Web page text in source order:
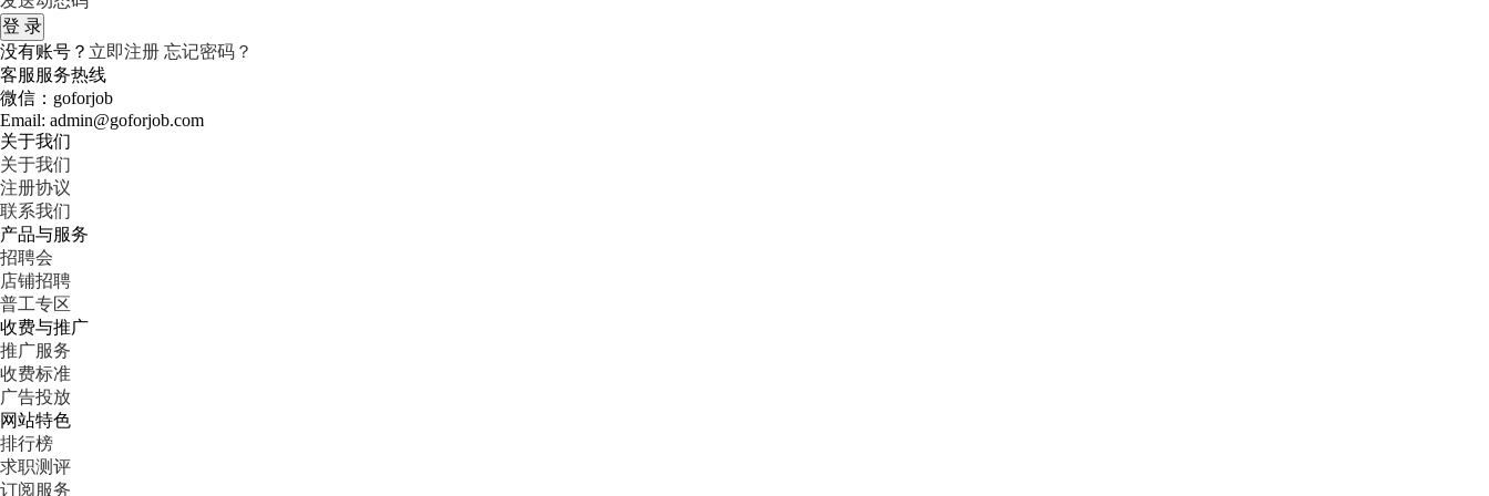
没有账号？ 立即注册 忘记密码？
客服服务热线
微信：goforjob
Email: admin@goforjob.com
关于我们
关于我们
注册协议
联系我们
产品与服务
招聘会
店铺招聘
普工专区
收费与推广
推广服务
收费标准
广告投放
网站特色
排行榜
求职测评
订阅服务